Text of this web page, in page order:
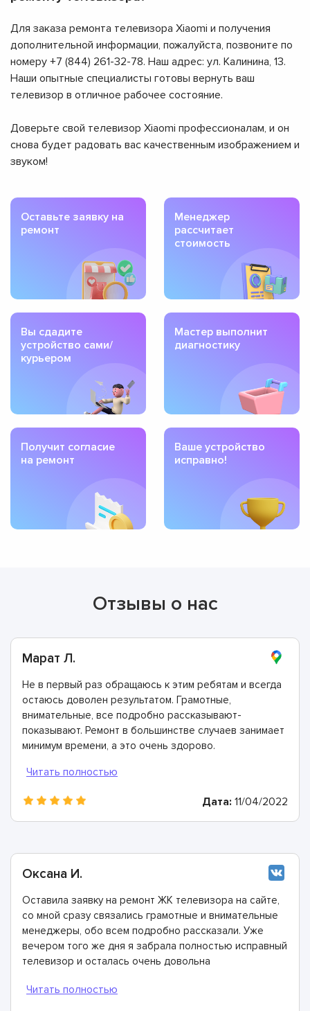
Для заказа ремонта телевизора Xiaomi и получения
дополнительной информации, пожалуйста, позвоните по
номеру +7 (844) 261-32-78. Наш адрес: ул. Калинина, 13.
Наши опытные специалисты готовы вернуть ваш
телевизор в отличное рабочее состояние.
Доверьте свой телевизор Xiaomi профессионалам, и он
снова будет радовать вас качественным изображением и
звуком!
Оставьте заявку на
ремонт
Менеджер
рассчитает
стоимость
Вы сдадите
устройство сами/
курьером
Мастер выполнит
диагностику
Получит согласие
на ремонт
Ваше устройство
исправно!
Отзывы о нас
Марат Л.
Не в первый раз обращаюсь к этим ребятам и всегда
остаюсь доволен результатом. Грамотные,
внимательные, все подробно рассказывают-
показывают. Ремонт в большинстве случаев занимает
минимум времени, а это очень здорово.
Дата: 11/04/2022
Оксана И.
Оставила заявку на ремонт ЖК телевизора на сайте,
со мной сразу связались грамотные и внимательные
менеджеры, обо всем подробно рассказали. Уже
вечером того же дня я забрала полностью исправный
телевизор и осталась очень довольна